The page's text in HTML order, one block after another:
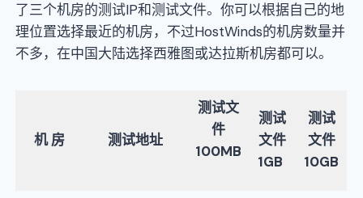
了三个机房的测试IP和测试文件。你可以根据自己的地
理位置选择最近的机房，不过HostWinds的机房数量并
不多，在中国大陆选择西雅图或达拉斯机房都可以。
机 房 测试地址
测试文
件
100MB
测试
文件
1GB
测试
文件
10GB